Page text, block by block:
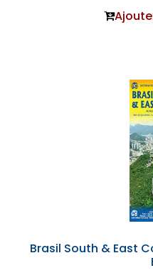
Brasil South & East